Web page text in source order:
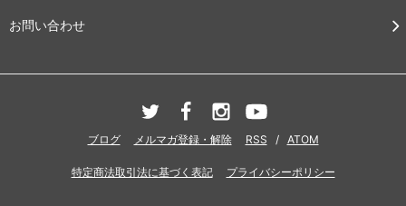
お問い合わせ
ブログ メルマガ登録・解除 RSS / ATOM
特定商法取引法に基づく表記 プライバシーポリシー